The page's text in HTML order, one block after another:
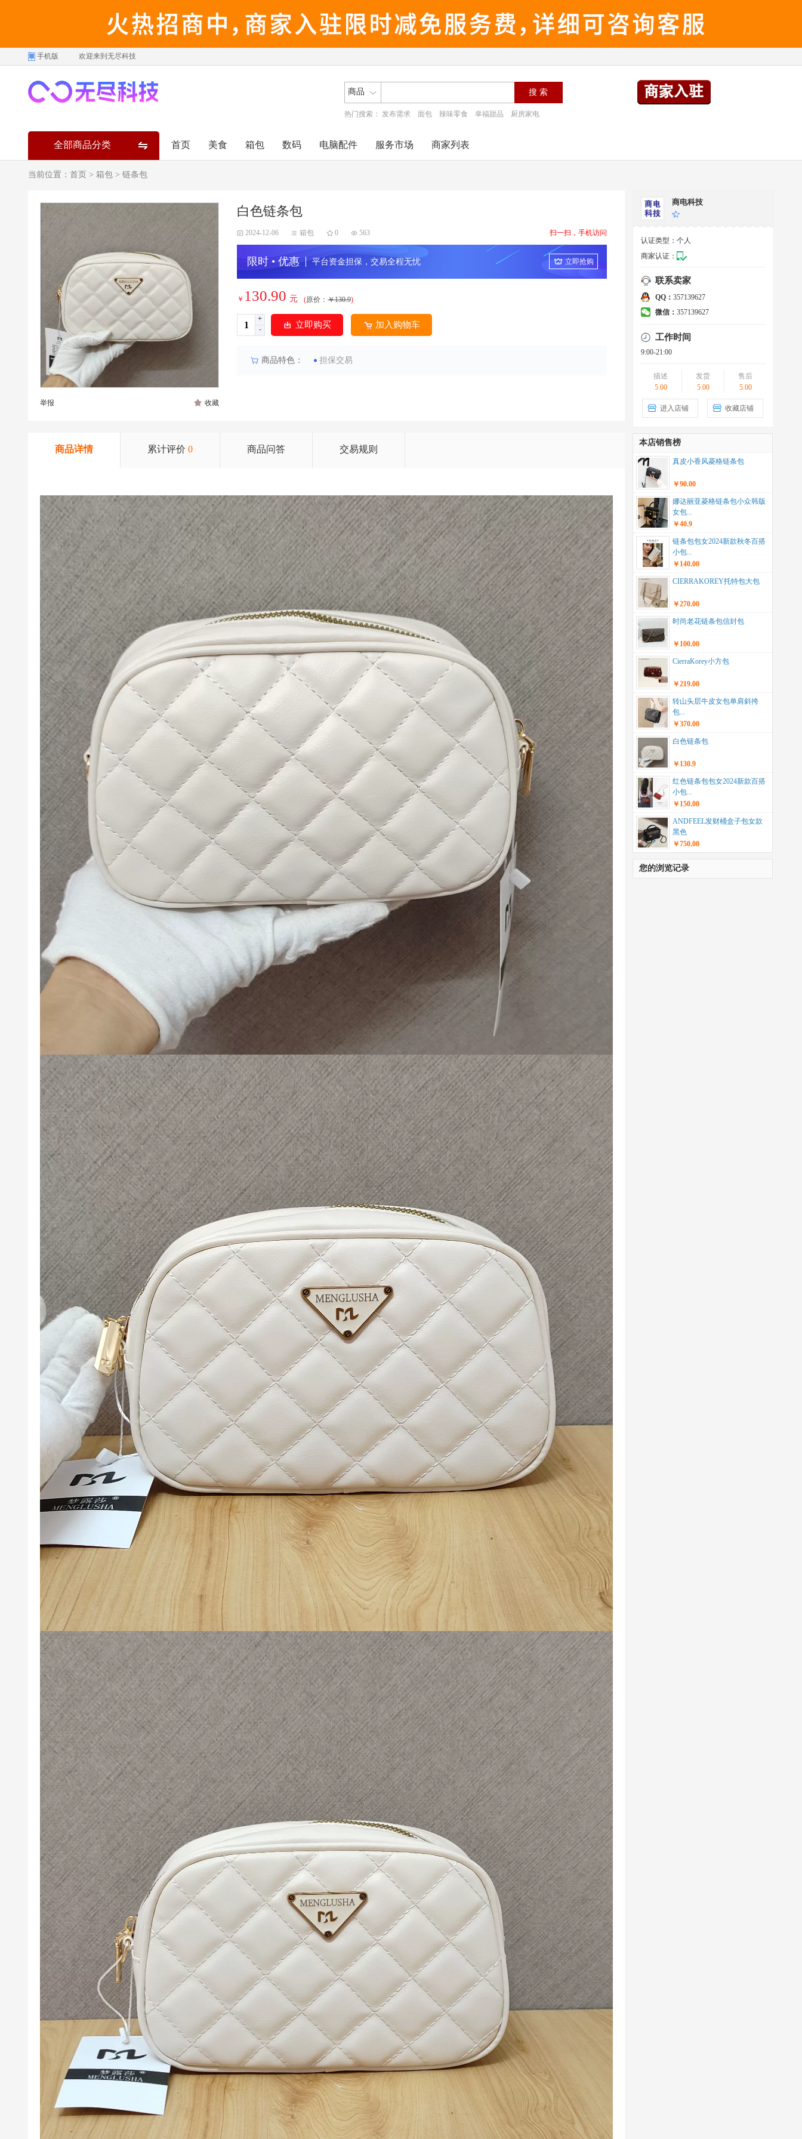
手机版 欢迎来到无尽科技
商品
热门搜索： 发布需求 面包 辣味零食 幸福甜品 厨房家电
全部商品分类 首页 美食 箱包 数码 电脑配件 服务市场 商家列表
当前位置： 首页 > 箱包 > 链条包
举报 收藏
白色链条包
2024-12-06 箱包 0 563 扫一扫，手机访问
限时 • 优惠 平台资金担保，交易全程无忧 立即抢购
￥ 130.90 元 (原价： ￥130.9)
+
-
立即购买 加入购物车
商品特色： 担保交易
商品详情 累计评价 0 商品问答 交易规则
商电科技
认证类型： 个人
商家认证：
联系卖家
QQ： 357139627
微信： 357139627
工作时间
9:00-21:00
描述
5.00
发货
5.00
售后
5.00
进入店铺 收藏店铺
本店销售榜
真皮小香风菱格链条包
￥90.00
娜达丽亚菱格链条包小众韩版
女包...
￥40.9
链条包包女2024新款秋冬百搭
小包...
￥140.00
CIERRAKOREY托特包大包
￥270.00
时尚老花链条包信封包
￥100.00
CierraKorey小方包
￥219.00
转山头层牛皮女包单肩斜挎
包...
￥370.00
白色链条包
￥130.9
红色链条包包女2024新款百搭
小包...
￥150.00
ANDFEEL发财桶盒子包女款
黑色
￥750.00
您的浏览记录